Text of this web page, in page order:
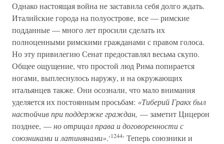
Однако настоящая война не заставила себя долго ждать.
Италийские города на полуострове, все — римские
подданные — много лет просили сделать их
полноценными римскими гражданами с правом голоса.
Но эту привилегию Сенат предоставлял весьма скупо.
Общее ощущение, что простой люд Рима попирается
ногами, выплеснулось наружу, и на окружающих
итальянцев также. Они осознали, что мало внимания
уделяется их постоянным просьбам: «Тиберий Гракх был
настойчив при поддержке граждан, — заметит Цицерон
позднее, —но отрицал права и договоренности с
союзниками и латинянами».‹1244› Теперь союзники и